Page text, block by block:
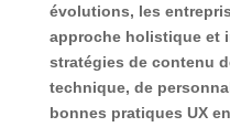
évolutions, les
approche holistique et
stratégies de contenu
technique, de
bonnes pratiques UX